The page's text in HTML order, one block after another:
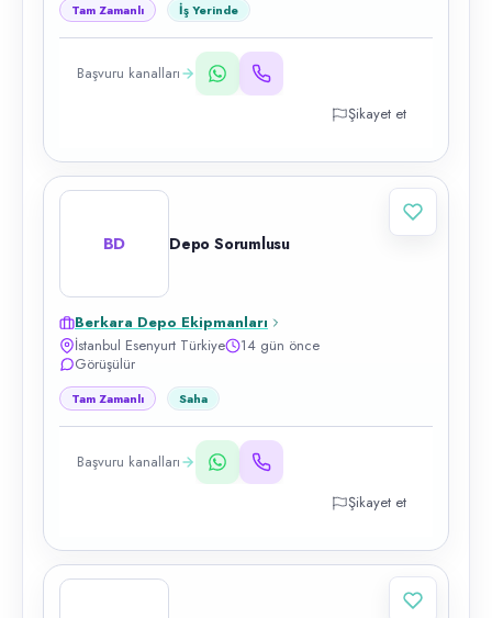
Tam Zamanlı İş Yerinde
Başvuru kanalları
Şikayet et
BD Depo Sorumlusu
Berkara Depo Ekipmanları
İstanbul Esenyurt Türkiye
14 gün önce
Görüşülür
Tam Zamanlı Saha
Başvuru kanalları
Şikayet et